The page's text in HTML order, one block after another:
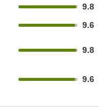
9.8
9.6
9.8
9.6